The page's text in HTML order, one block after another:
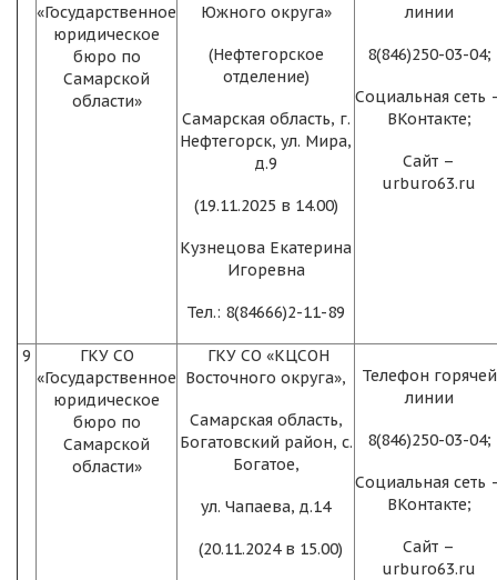
«Государственное
юридическое
бюро по
Самарской
области»
Южного округа»
(Нефтегорское
отделение)
Самарская область, г.
Нефтегорск, ул. Мира,
д.9
(19.11.2025 в 14.00)
Кузнецова Екатерина
Игоревна
Тел.: 8(84666)2-11-89
линии
8(846)250-03-04;
Социальная сеть
ВКонтакте;
Сайт –
urburo63.ru
9
ГКУ СО
«Государственное
юридическое
бюро по
Самарской
области»
ГКУ СО «КЦСОН
Восточного округа»,
Самарская область,
Богатовский район, с.
Богатое,
ул. Чапаева, д.14
(20.11.2024 в 15.00)
Телефон горячей
линии
8(846)250-03-04;
Социальная сеть
ВКонтакте;
Сайт –
urburo63.ru